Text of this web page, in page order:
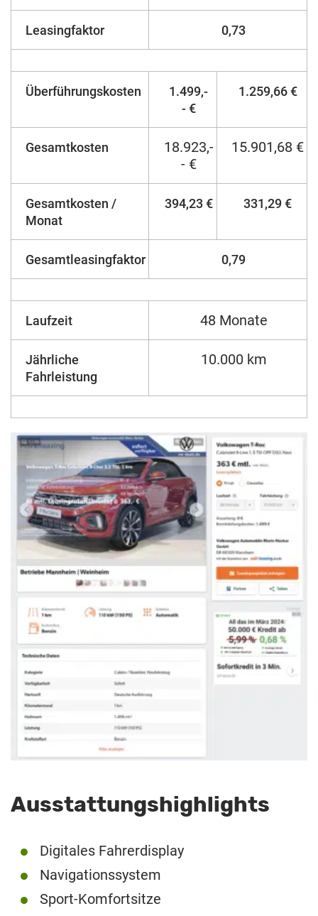
Leasingfaktor 0,73
Überführungskosten
1.499,-
- €
1.259,66 €
Gesamtkosten
18.923,-
- €
15.901,68 €
Gesamtkosten /
Monat
394,23 € 331,29 €
Gesamtleasingfaktor 0,79
Laufzeit 48 Monate
Jährliche
Fahrleistung
10.000 km
Ausstattungshighlights
Digitales Fahrerdisplay
Navigationssystem
Sport-Komfortsitze